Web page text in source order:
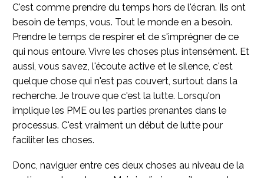
C'est comme prendre du temps hors de l'écran. Ils ont
besoin de temps, vous. Tout le monde en a besoin.
Prendre le temps de respirer et de s'imprégner de ce
qui nous entoure. Vivre les choses plus intensément. Et
aussi, vous savez, l'écoute active et le silence, c'est
quelque chose qui n'est pas couvert, surtout dans la
recherche. Je trouve que c'est la lutte. Lorsqu'on
implique les PME ou les parties prenantes dans le
processus. C'est vraiment un début de lutte pour
faciliter les choses.
Donc, naviguer entre ces deux choses au niveau de la